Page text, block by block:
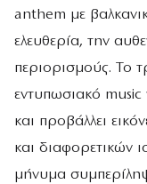
anthem με
ελευθερία, την
περιορισμούς. Το
εντυπωσιακό
και προβάλλει
και διαφορετικών
μήνυμα